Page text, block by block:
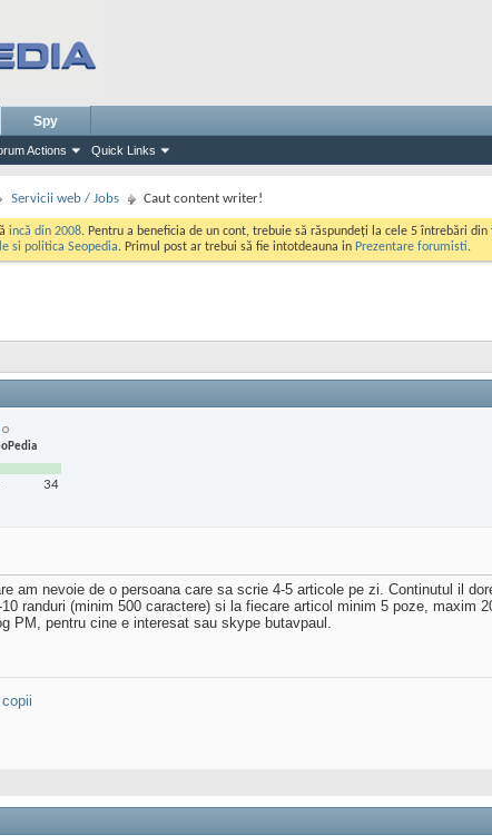
Actions Quick Links
Spy
Servicii web / Jobs Caut content writer!
incă din 2008. Pentru a beneficia de un cont, trebuie să răspundeți la cele 5 întrebări
si politica Seopedia. Primul post ar trebui să fie intotdeauna in Prezentare forumisti.
34
am nevoie de o persoana care sa scrie 4-5 articole pe zi. Continutul il
randuri (minim 500 caractere) si la fiecare articol minim 5 poze, maxim
PM, pentru cine e interesat sau skype butavpaul.